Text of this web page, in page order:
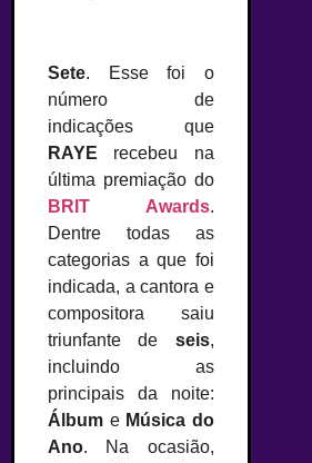
Sete. Esse foi o
número de
indicações que
RAYE recebeu na
última premiação do
BRIT Awards.
Dentre todas as
categorias a que foi
indicada, a cantora e
compositora saiu
triunfante de seis,
incluindo as
principais da noite:
Álbum eMúsica do
Ano. Na ocasião,